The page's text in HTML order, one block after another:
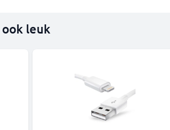
leuk